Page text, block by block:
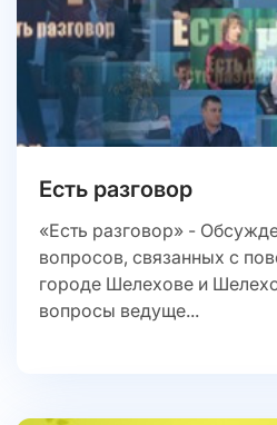
Есть разговор
«Есть разговор» -
вопросов, связанных с
городе Шелехове и
вопросы ведуще...